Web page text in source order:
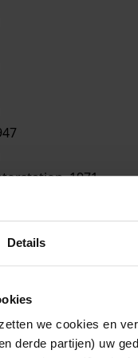
Details
we cookies en
derde partijen) uw
1971
om te